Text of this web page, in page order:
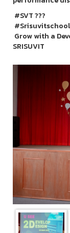
#SVT ???
#Srisuvitschool
Grow with a
SRISUVIT